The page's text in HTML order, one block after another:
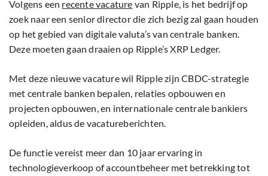
Volgens een recente vacature van Ripple, is het bedrijf op
zoek naar een senior director die zich bezig zal gaan houden
op het gebied van digitale valuta’s van centrale banken.
Deze moeten gaan draaien op Ripple’s XRP Ledger.
Met deze nieuwe vacature wil Ripple zijn CBDC-strategie
met centrale banken bepalen, relaties opbouwen en
projecten opbouwen, en internationale centrale bankiers
opleiden, aldus de vacatureberichten.
De functie vereist meer dan 10 jaar ervaring in
technologieverkoop of accountbeheer met betrekking tot